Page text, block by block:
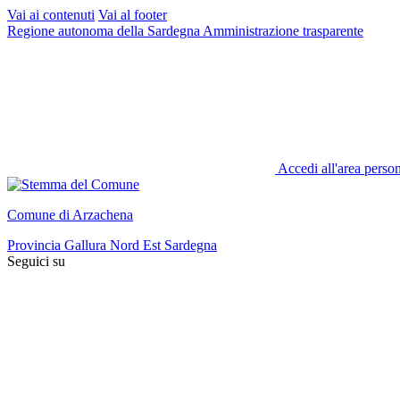
Vai ai contenuti Vai al footer
Regione autonoma della Sardegna Amministrazione trasparente
Accedi all'area
Comune di Arzachena
Provincia Gallura Nord Est Sardegna
Seguici su